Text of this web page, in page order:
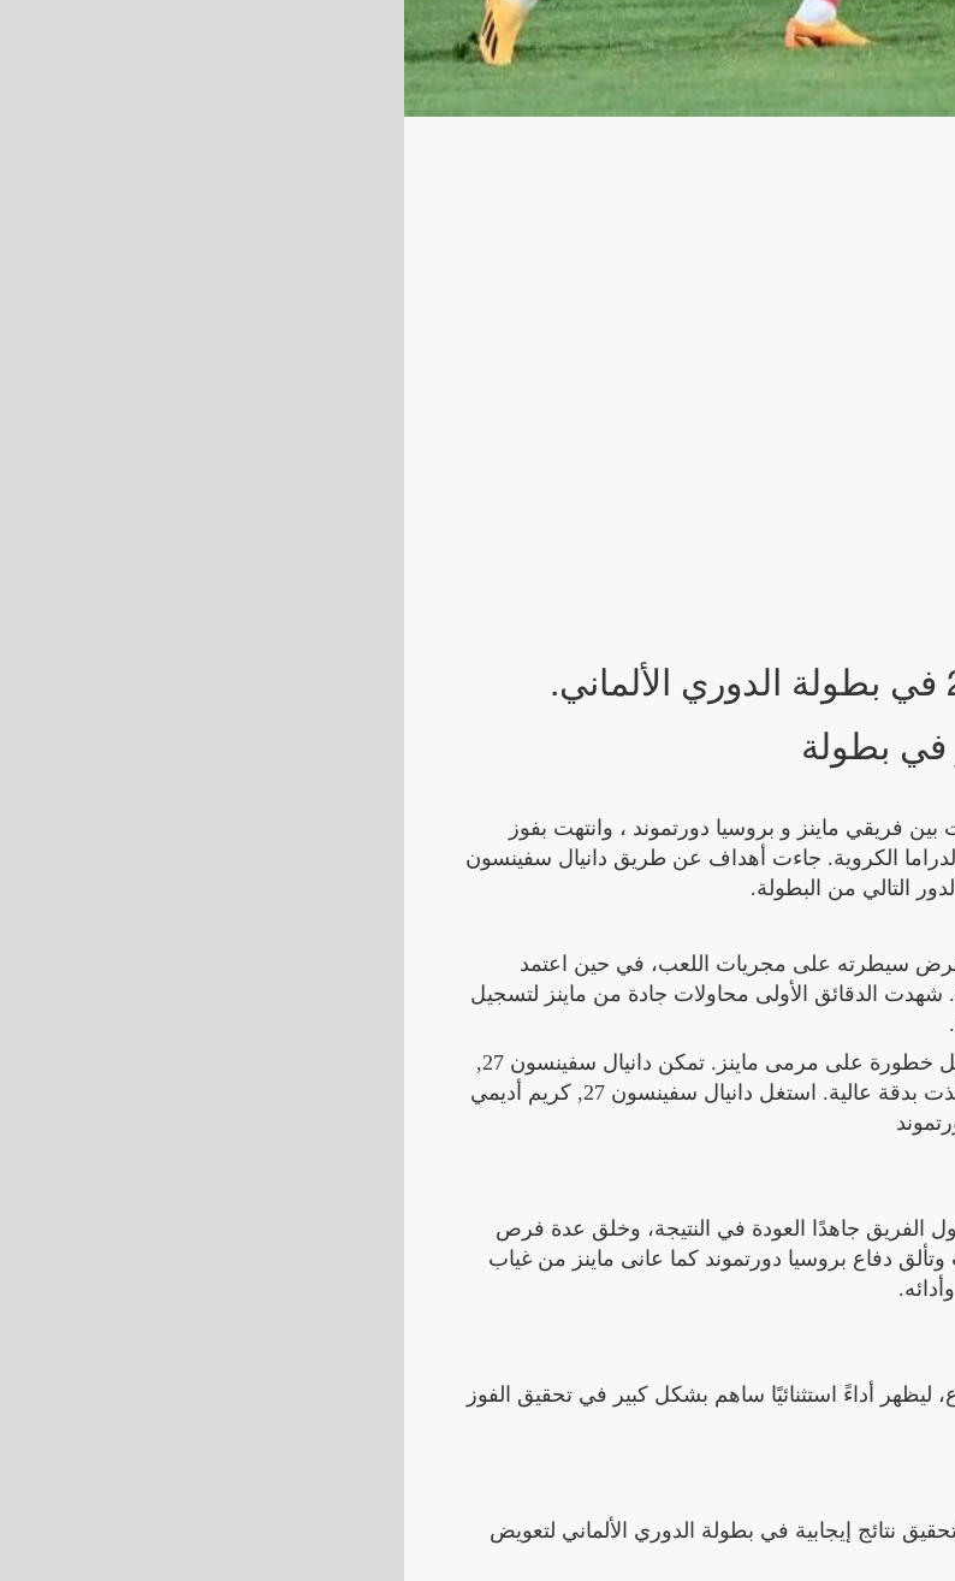
في بطولة
فريقي ماينز و بروسيا دورتموند ، وانتهت بفوز
من الأحداث والدراما الكروية. جاءت أهداف عن طريق دانيال سفينسون
فرض سيطرته على مجريات اللعب، في حين اعتمد
شهدت الدقائق الأولى محاولات جادة من ماينز لتسجيل
مع مرور الوقت، بدأ فريق بروسيا دورتموند في تنظيم صفوفه وتشكيل خطورة على مرمى ماينز. تمكن دانيال سفينسون 27,
كريم أديمي 40 من تسجيل الهدف الوحيد في المباراة بعد كرة ثابتة نُفذت بدقة عالية. استغل دانيال سفينسون 27, كريم أديمي
الفريق جاهدًا العودة في النتيجة، وخلق عدة فرص
دفاع بروسيا دورتموند كما عانى ماينز من غياب
المباراة بلا منازع، ليظهر أداءً استثنائيًا ساهم بشكل كبير في تحقيق الفوز
نتائج إيجابية في بطولة الدوري الألماني لتعويض